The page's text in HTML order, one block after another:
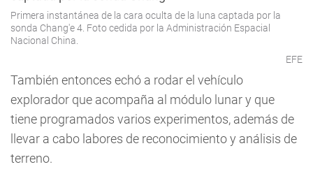
Primera instantánea de la cara oculta de la luna captada por la
sonda Chang'e 4. Foto cedida por la Administración Espacial
Nacional China.
EFE
También entonces echó a rodar el vehículo
explorador que acompaña al módulo lunar y que
tiene programados varios experimentos, además de
llevar a cabo labores de reconocimiento y análisis de
terreno.